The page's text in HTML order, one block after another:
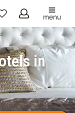
Meine
menu
in